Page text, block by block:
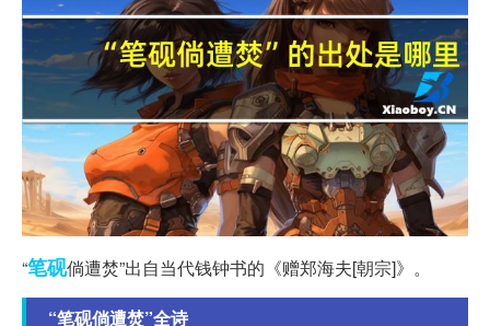
“笔砚倘遭焚”出自当代钱钟书的《赠郑海夫[朝宗]》。
“笔砚倘遭焚”全诗